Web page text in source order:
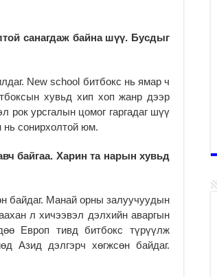
санагдаж байна шүү. Бусдыг
New school битбокс нь ямар ч
хувьд хип хоп жанр дээр
рок урсгалын цомог гаргадаг шүү
нь сонирхолтой юм.
байгаа. Харин та нарын хувьд
байдаг. Манай орны залуучуудын
л хичээвэл дэлхийн аваргын
Европ тивд битбокс түрүүлж
Азид дэлгэрч хөгжсөн байдаг.